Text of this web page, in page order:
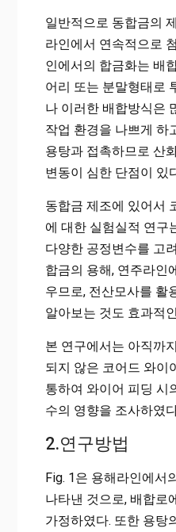
일반적으로 동합금의
라인에서 연속적으로
인에서의 합금화는 배
어리 또는 분말형태로
나 이러한 배합방식은
작업 환경을 나쁘게 하
용탕과 접촉하므로 산
변동이 심한 단점이 있
동합금 제조에 있어서
에 대한 실험실적 연구
다양한 공정변수를 고
합금의 용해, 연주라인
우므로, 전산모사를 활
알아보는 것도 효과적
본 연구에서는 아직까
되지 않은 코어드 와이
통하여 와이어 피딩 시
수의 영향을 조사하였
2.연구방법
Fig. 1은 용해라인에서
나타낸 것으로, 배합로
가정하였다. 또한 용탕